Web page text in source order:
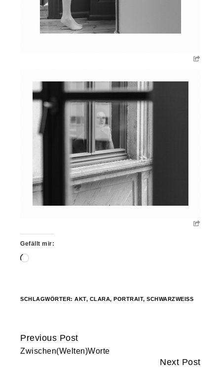
Gefällt mir:
Wird
SCHLAGWÖRTER:AKT, CLARA,PORTRAIT,SCHWARZWEISS
Continue
Reading
Previous Post
Zwischen(Welten)Worte
Next Post